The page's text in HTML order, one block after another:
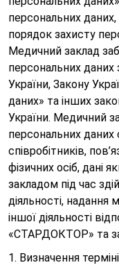
персональних
порядок захисту
Медичний заклад
персональних
України, Закону
даних» та інших
України. Медичний
персональних даних
співробітників,
фізичних осіб, дані
закладом під час
діяльності, надання
іншої діяльності
«СТАРДОКТОР» та
1. Визначення